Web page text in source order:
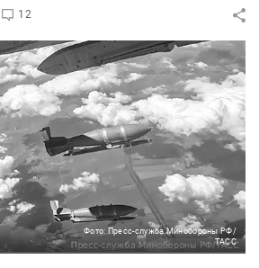
12
Фото: Пресс-служба Минобороны РФ/
ТАСС